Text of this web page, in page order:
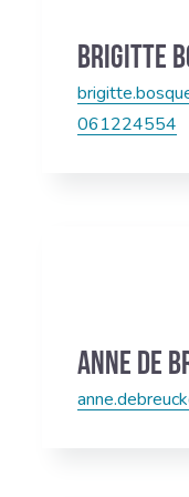
Brigitte
061224554
Anne De